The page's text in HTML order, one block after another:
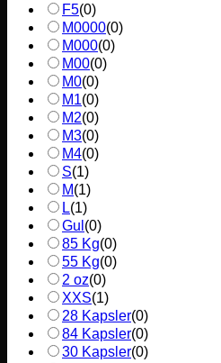
F5(0)
M0000(0)
M000(0)
M00(0)
M0(0)
M1(0)
M2(0)
M3(0)
M4(0)
S(1)
M(1)
L(1)
Gul (0)
85 Kg(0)
55 Kg(0)
2 oz(0)
XXS(1)
28 Kapsler(0)
84 Kapsler(0)
30 Kapsler(0)